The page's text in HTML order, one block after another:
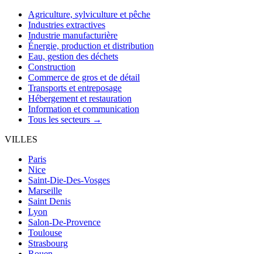
Agriculture, sylviculture et pêche
Industries extractives
Industrie manufacturière
Énergie, production et distribution
Eau, gestion des déchets
Construction
Commerce de gros et de détail
Transports et entreposage
Hébergement et restauration
Information et communication
Tous les secteurs →
VILLES
Paris
Nice
Saint-Die-Des-Vosges
Marseille
Saint Denis
Lyon
Salon-De-Provence
Toulouse
Strasbourg